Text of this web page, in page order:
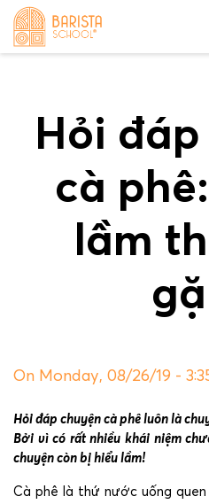
Skip
content
Hỏi
cà
lầm
On Monday, 08/26/19 -
Hỏi đáp chuyện cà phê luôn là
Bởi vì có rất nhiều khái niệm
chuyện còn bị hiểu lầm!
Cà phê là thứ nước uống